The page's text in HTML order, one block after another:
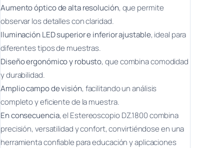
Aumento óptico de alta resolución, que permite
observar los detalles con claridad.
Iluminación LED superior e inferior ajustable, ideal para
diferentes tipos de muestras.
Diseño ergonómico y robusto, que combina comodidad
y durabilidad.
Amplio campo de visión, facilitando un análisis
completo y eficiente de la muestra.
En consecuencia, el Estereoscopio DZ.1800 combina
precisión, versatilidad y confort, convirtiéndose en una
herramienta confiable para educación y aplicaciones